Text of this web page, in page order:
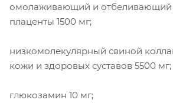
омолаживающий и отбеливающий
плаценты 1500 мг;
низкомолекулярный свиной
кожи и здоровых суставов 5500 мг;
глюкозамин 10 мг;